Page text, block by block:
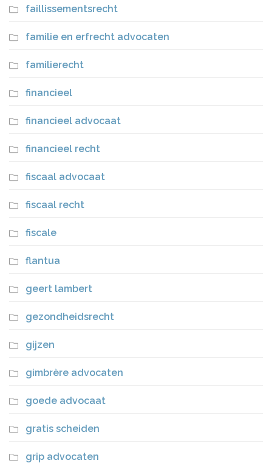
faillissementsrecht
familie en erfrecht advocaten
familierecht
financieel
financieel advocaat
financieel recht
fiscaal advocaat
fiscaal recht
fiscale
flantua
geert lambert
gezondheidsrecht
gijzen
gimbrère advocaten
goede advocaat
gratis scheiden
grip advocaten